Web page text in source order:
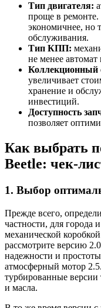
Тип двигателя:
проще в
экономичнее, но
обслуживания.
Тип КПП:
не менее
Коллекционный
увеличивает
хранение и
инвестиций.
Доступность
позволяет
Как выбрать
Beetle: чек-
1. Выбор
Прежде всего,
частности, для города
механической
рассмотрите версию
надежности и
атмосферный мотор
турбированные версии
и масла.